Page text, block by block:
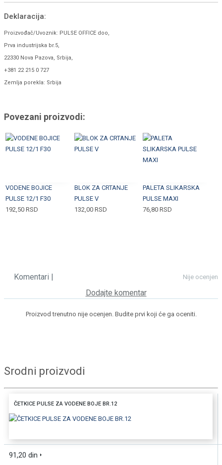
Deklaracija:
Proizvođač/Uvoznik: PULSE OFFICE doo,
Prva industrijska br.5,
22330 Nova Pazova, Srbija,
+381 22 215 0 727
Zemlja porekla: Srbija
Povezani proizvodi:
VODENE BOJICE
PULSE 12/1 F30
192,50 RSD
BLOK ZA CRTANJE
PULSE V
132,00 RSD
PALETA SLIKARSKA
PULSE MAXI
76,80RSD
Nije ocenjen
Komentari |
Dodajte komentar
Proizvod trenutno nije ocenjen. Budite prvi koji će ga oceniti.
Srodni proizvodi
ČETKICE PULSE ZA VODENE BOJE BR.12
DODAJTE U KORPU
91,20 din